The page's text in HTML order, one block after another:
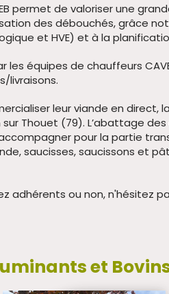
permet de valoriser une
des débouchés, grâce
et HVE) et à la
les équipes de chauffeurs
livraisons.
leur viande en direct,
Thouet (79). L’abattage
pour la partie
saucisses, saucissons et
adhérents ou non, n'hésitez
et